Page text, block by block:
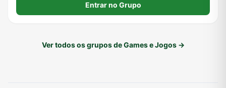
Entrar no Grupo
Ver todos os grupos de Games e Jogos →